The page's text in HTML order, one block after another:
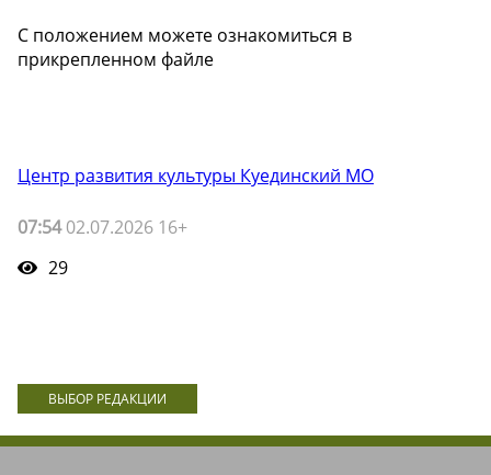
С положением можете ознакомиться в
прикрепленном файле
Центр развития культуры Куединский МО
07:5402.07.2026 16+
29
ВЫБОР РЕДАКЦИИ